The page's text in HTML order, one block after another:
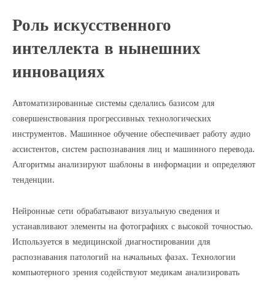
Роль искусственного
интеллекта в нынешних
инновациях
Автоматизированные системы сделались базисом для
совершенствования прогрессивных технологических
инструментов. Машинное обучение обеспечивает работу аудио
ассистентов, систем распознавания лиц и машинного перевода.
Алгоритмы анализируют шаблоны в информации и определяют
тенденции.
Нейронные сети обрабатывают визуальную сведения и
устанавливают элементы на фотографиях с высокой точностью.
Используется в медицинской диагностировании для
распознавания патологий на начальных фазах. Технологии
компьютерного зрения содействуют медикам анализировать